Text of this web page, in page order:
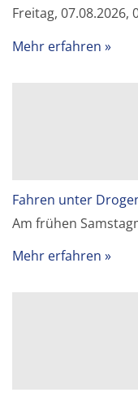
Freitag, 07.08.2026,
Mehr erfahren
Fahren unter
Am frühen
Mehr erfahren